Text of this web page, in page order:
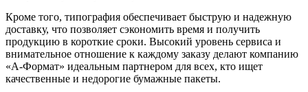
Кроме того, типография обеспечивает быструю и надежную
доставку, что позволяет сэкономить время и получить
продукцию в короткие сроки. Высокий уровень сервиса и
внимательное отношение к каждому заказу делают компанию
«А-Формат» идеальным партнером для всех, кто ищет
качественные и недорогие бумажные пакеты.